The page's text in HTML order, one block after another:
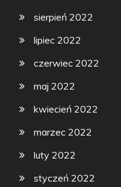
sierpień 2022
lipiec 2022
czerwiec 2022
maj 2022
kwiecień 2022
marzec 2022
luty 2022
styczeń 2022